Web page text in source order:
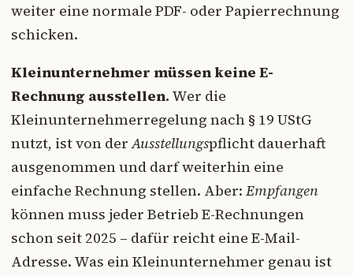
weiter eine normale PDF- oder Papierrechnung
schicken.
Kleinunternehmer müssen keine E-
Rechnung ausstellen. Wer die
Kleinunternehmerregelung nach § 19 UStG
nutzt, ist von derAusstellungspflicht dauerhaft
ausgenommen und darf weiterhin eine
einfache Rechnung stellen. Aber: Empfangen
können muss jeder Betrieb E-Rechnungen
schon seit 2025 – dafür reicht eine E-Mail-
Adresse. Was ein Kleinunternehmer genau ist